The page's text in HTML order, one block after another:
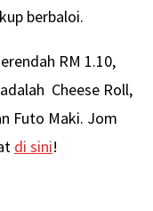
berbaloi.
RM 1.10,
Cheese Roll,
Futo Maki. Jom
di sini!